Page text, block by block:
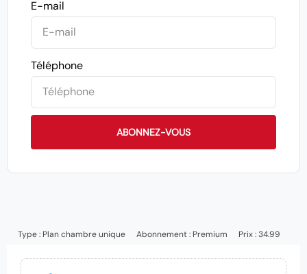
E-mail
Téléphone
ABONNEZ-VOUS
Type : Plan chambre unique Abonnement : Premium Prix : 34.99